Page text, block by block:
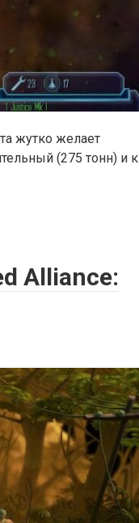
жутко желает
(275 тонн) и к
Alliance: